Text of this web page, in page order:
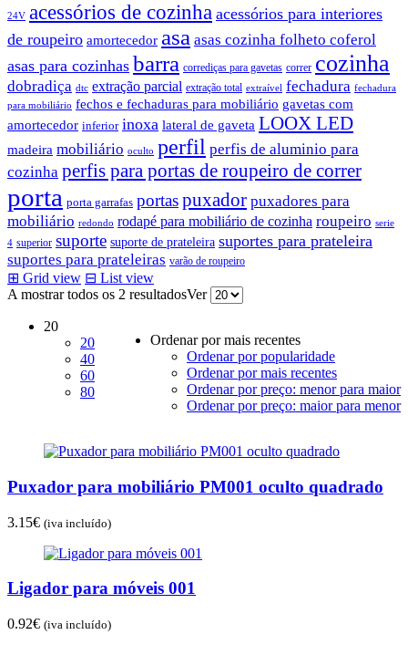
24V acessórios de cozinha acessórios para interiores
de roupeiro amortecedor asa asas cozinha folheto coferol
asas para cozinhas barra corrediças para gavetas correr cozinha
dobradiça dtc extração parcial extração total extraível fechadura fechadura
para mobiliário fechos e fechaduras para mobiliário gavetas com
amortecedor inferior inoxa lateral de gaveta LOOX LED
madeira mobiliário oculto perfil perfis de aluminio para
cozinha perfis para portas de roupeiro de correr
porta porta garrafas portaspuxador puxadores para
mobiliário redondo rodapé para mobiliário de cozinha roupeiro serie
4 superior suporte suporte de prateleira suportes para prateleira
suportes para prateleiras varão de roupeiro
⊞ Grid view ⊟ List view
A mostrar todos os 2 resultadosOrdenado
recentes
Ordenar por mais recentes
Ordenar por popularidade
Ordenar por mais recentes
Ordenar por preço: menor para maior
Ordenar por preço: maior para menor
Ver
20
20
40
60
80
Puxador para mobiliário PM001 oculto quadrado
3.15€ (iva incluído)
Ligador para móveis 001
0.92€ (iva incluído)